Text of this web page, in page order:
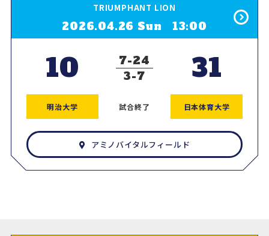
TRIUMPHANT LION
2026.04.26 Sun 13:00
試合終了
明治大学 日本体育大学
10 31
7 24
3 7
アミノバイタルフィールド